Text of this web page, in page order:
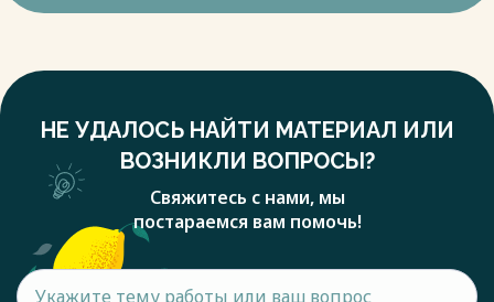
НЕ УДАЛОСЬ НАЙТИ МАТЕРИАЛ ИЛИ
ВОЗНИКЛИ ВОПРОСЫ?
Свяжитесь с нами, мы
постараемся вам помочь!